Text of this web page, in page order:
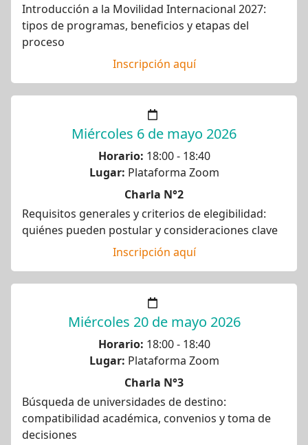
Introducción a la Movilidad Internacional 2027:
tipos de programas, beneficios y etapas del
proceso
Inscripción aquí
Miércoles 6 de mayo 2026
Horario: 18:00 - 18:40
Lugar: Plataforma Zoom
Charla N°2
Requisitos generales y criterios de elegibilidad:
quiénes pueden postular y consideraciones clave
Inscripción aquí
Miércoles 20 de mayo 2026
Horario: 18:00 - 18:40
Lugar: Plataforma Zoom
Charla N°3
Búsqueda de universidades de destino:
compatibilidad académica, convenios y toma de
decisiones